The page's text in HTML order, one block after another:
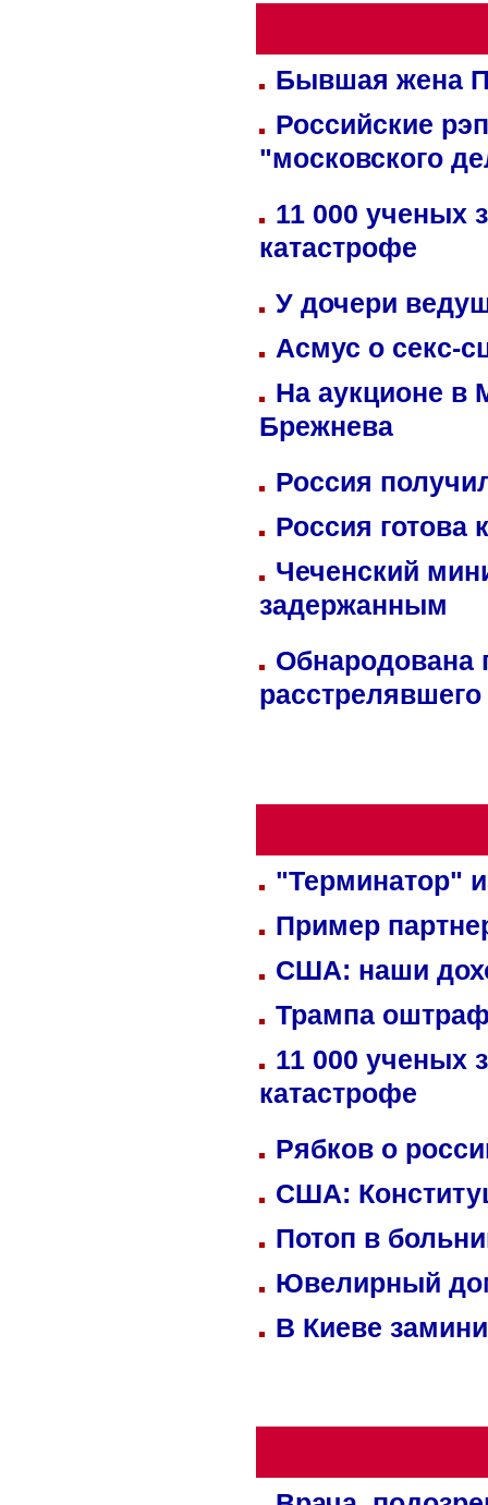
Бывшая жена
Российские
"московского
11 000 ученых
катастрофе
У дочери
Асмус о секс-
На аукционе в
Брежнева
Россия
Россия готова
Чеченский
задержанным
Обнародована
"Терминатор"
Пример
США: наши
Трампа
11 000 ученых
катастрофе
Рябков о
США:
Потоп в
Ювелирный
В Киеве